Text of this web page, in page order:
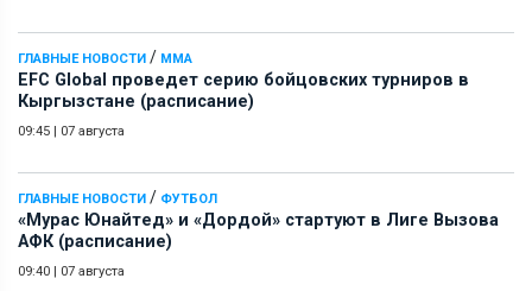
ГЛАВНЫЕ НОВОСТИ / ММА
EFC Global проведет серию бойцовских турниров в
Кыргызстане (расписание)
09:45 | 07 августа
ГЛАВНЫЕ НОВОСТИ / ФУТБОЛ
«Мурас Юнайтед» и «Дордой» стартуют в Лиге Вызова
АФК (расписание)
09:40 | 07 августа